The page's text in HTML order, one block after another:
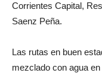
Corrientes Capital,
Saenz Peña.
Las rutas en buen
mezclado con agua